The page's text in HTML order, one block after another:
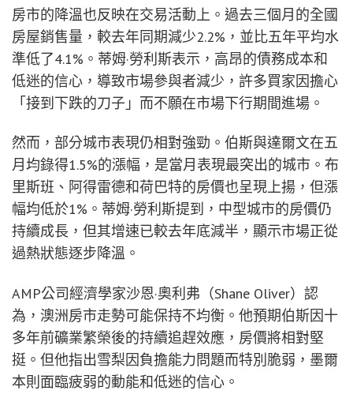
房市的降溫也反映在交易活動上。過去三個月的全國
房屋銷售量，較去年同期減少2.2%，並比五年平均水
準低了4.1%。蒂姆·勞利斯表示，高昂的債務成本和
低迷的信心，導致市場參與者減少，許多買家因擔心
「接到下跌的刀子」而不願在市場下行期間進場。
然而，部分城市表現仍相對強勁。伯斯與達爾文在五
月均錄得1.5%的漲幅，是當月表現最突出的城市。布
里斯班、阿得雷德和荷巴特的房價也呈現上揚，但漲
幅均低於1%。蒂姆·勞利斯提到，中型城市的房價仍
持續成長，但其增速已較去年底減半，顯示市場正從
過熱狀態逐步降溫。
AMP公司經濟學家沙恩·奧利弗（Shane Oliver）認
為，澳洲房市走勢可能保持不均衡。他預期伯斯因十
多年前礦業繁榮後的持續追趕效應，房價將相對堅
挺。但他指出雪梨因負擔能力問題而特別脆弱，墨爾
本則面臨疲弱的動能和低迷的信心。